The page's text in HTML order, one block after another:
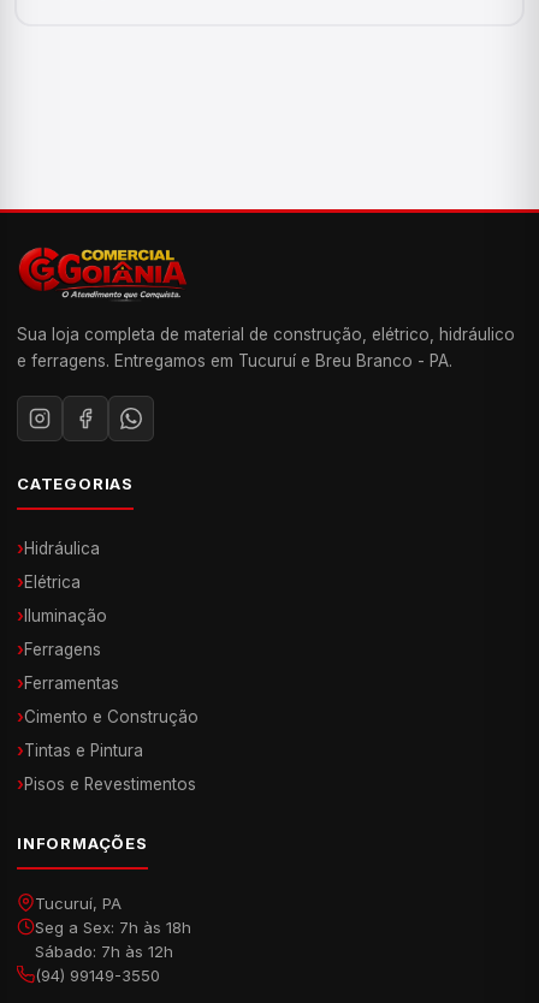
Sua loja completa de material de construção, elétrico, hidráulico
e ferragens. Entregamos em Tucuruí e Breu Branco - PA.
CATEGORIAS
›Hidráulica
›Elétrica
› Iluminação
›Ferragens
›Ferramentas
›Cimento e Construção
›Tintas e Pintura
›Pisos e Revestimentos
INFORMAÇÕES
Tucuruí, PA
Seg a Sex: 7h às 18h
Sábado: 7h às 12h
(94) 99149-3550